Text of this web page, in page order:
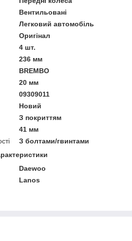
Вентильовані
Легковий автомобіль
Оригінал
4 шт.
236 мм
BREMBO
20 мм
09309011
Новий
З покриттям
41 мм
З болтами/гвинтами
Daewoo
Lanos